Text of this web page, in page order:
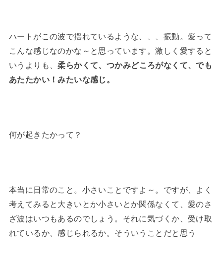
ハートがこの波で揺れているような、、、振動。愛って
こんな感じなのかな～と思っています。激しく愛すると
いうよりも、柔らかくて、つかみどころがなくて、でも
あたたかい！みたいな感じ。
何が起きたかって？
本当に日常のこと。小さいことですよ～。ですが、よく
考えてみると大きいとか小さいとか関係なくて、愛のさ
ざ波はいつもあるのでしょう。それに気づくか、受け取
れているか、感じられるか。そういうことだと思う